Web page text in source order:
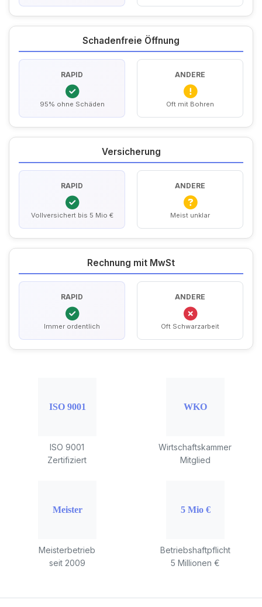
Schadenfreie Öffnung
RAPID
95% ohne Schäden
ANDERE
Oft mit Bohren
Versicherung
RAPID
Vollversichert bis 5 Mio €
ANDERE
Meist unklar
Rechnung mit MwSt
RAPID
Immer ordentlich
ANDERE
Oft Schwarzarbeit
ISO 9001
Zertifiziert
Wirtschaftskammer
Mitglied
Meisterbetrieb
seit 2009
Betriebshaftpflicht
5 Millionen €